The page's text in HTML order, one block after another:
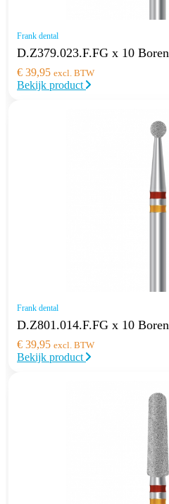
Frank dental
D.Z379.023.F.FG x 10 Boren
€ 39,95 excl. BTW
Bekijk product
Frank dental
D.Z801.014.F.FG x 10 Boren
€ 39,95 excl. BTW
Bekijk product